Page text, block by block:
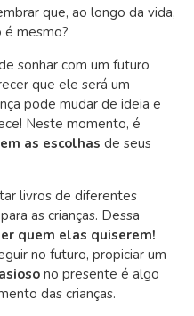
que, ao longo da vida,
é mesmo?
sonhar com um futuro
que ele será um
pode mudar de ideia e
Neste momento, é
as escolhas de seus
livros de diferentes
as crianças. Dessa
quem elas quiserem!
no futuro, propiciar um
no presente é algo
das crianças.